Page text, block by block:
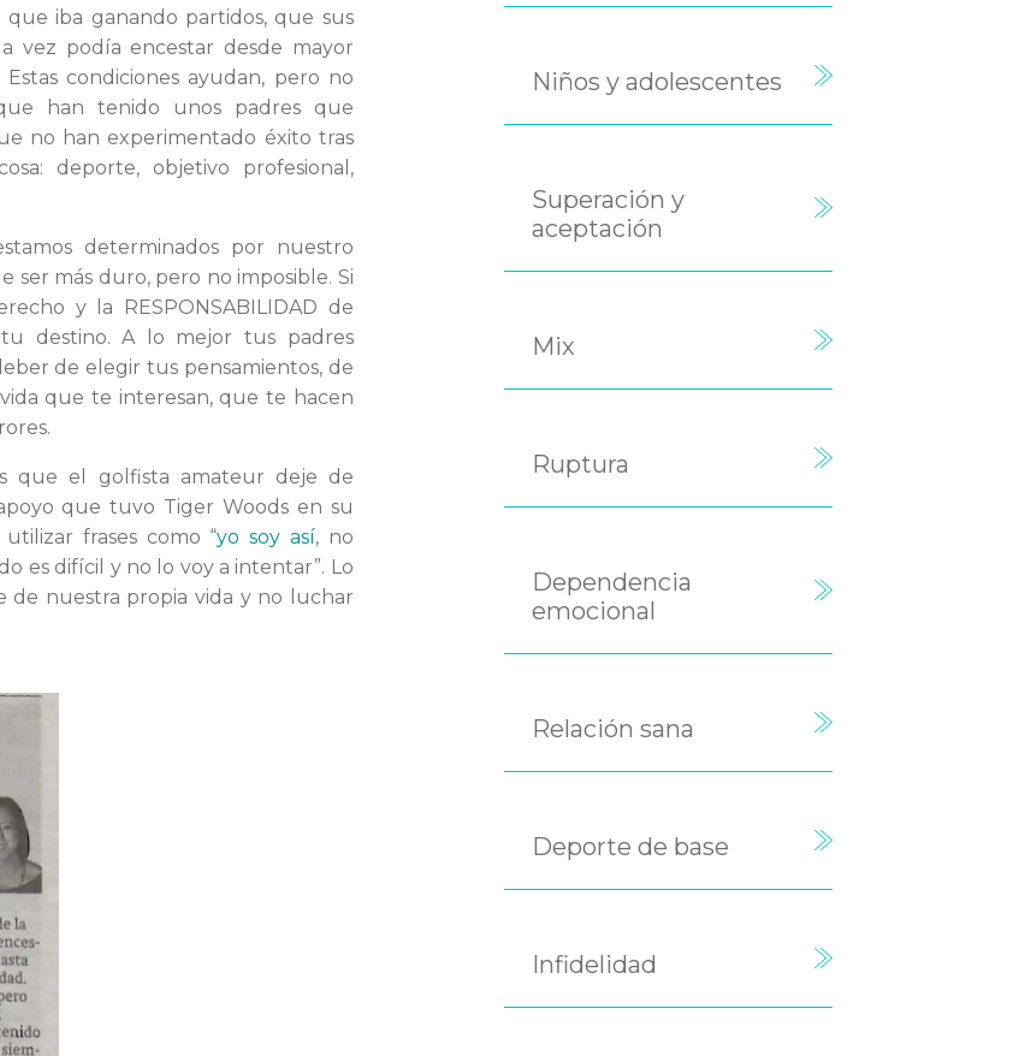
iba ganando partidos, que sus
vez podía encestar desde mayor
condiciones ayudan, pero no
han tenido unos padres que
no han experimentado éxito tras
deporte, objetivo profesional,
determinados por nuestro
ser más duro, pero no imposible. Si
y la RESPONSABILIDAD de
destino. A lo mejor tus padres
de elegir tus pensamientos, de
que te interesan, que te hacen
que el golfista amateur deje de
que tuvo Tiger Woods en su
frases como “yo soy así, no
es difícil y no lo voy a intentar”. Lo
de nuestra propia vida y no luchar
Niños y adolescentes
Superación y
aceptación
Mix
Ruptura
Dependencia
emocional
Relación sana
Deporte de base
Infidelidad